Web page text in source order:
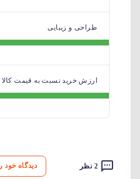
طراحی و زیبایی
ارزش خرید نسبت به قیمت کالا
2 نظر دیدگاه خود